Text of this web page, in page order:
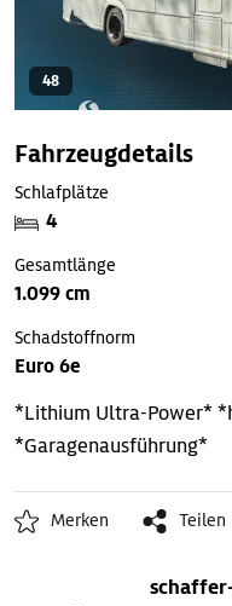
48
Fahrzeugdetails
Schlafplätze
4
Gesamtlänge
1.099 cm
Schadstoffnorm
Euro 6e
*Lithium Ultra-Power*
*Garagenausführung*
Merken Teilen